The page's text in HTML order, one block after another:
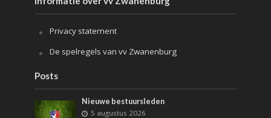
Privacy statement
De spelregels van vv Zwanenburg
Posts
Nieuwe bestuursleden
5 augustus 2026